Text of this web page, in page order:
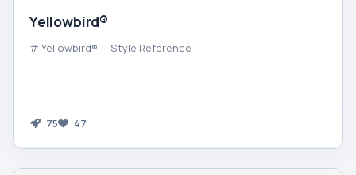
Yellowbird®
# Yellowbird® — Style Reference
75 47